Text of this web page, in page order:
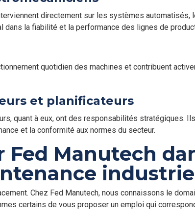
directement sur les systèmes
la fiabilité et la performance des lignes de
quotidien des machines et contribuent
et planificateurs
quant à eux, ont des responsabilités stratégiques.
et la conformité aux normes du secteur.
Fed Manutech
Chez Fed Manutech, nous connaissons le
certains de vous proposer un emploi qui